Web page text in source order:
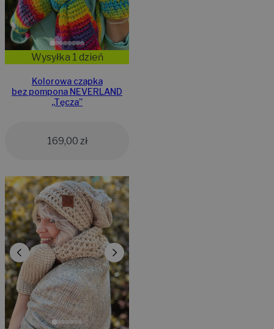
Wysyłka 1 dzień
Kolorowa czapka
bez pompona NEVERLAND
,,Tęcza”
169,00 zł